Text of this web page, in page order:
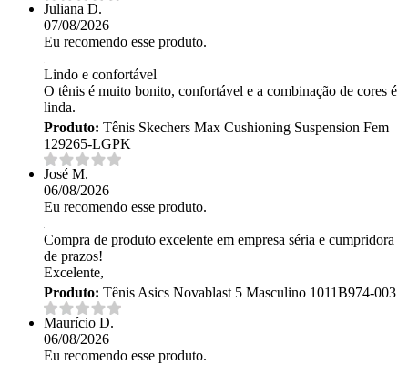
Juliana D.
07/08/2026
Eu recomendo esse produto.
Lindo e confortável
O tênis é muito bonito, confortável e a combinação de cores é
linda.
Produto: Tênis Skechers Max Cushioning Suspension Fem
129265-LGPK
José M.
06/08/2026
Eu recomendo esse produto.
Compra de produto excelente em empresa séria e cumpridora
de prazos!
Excelente,
Produto: Tênis Asics Novablast 5 Masculino 1011B974-003
Maurício D.
06/08/2026
Eu recomendo esse produto.